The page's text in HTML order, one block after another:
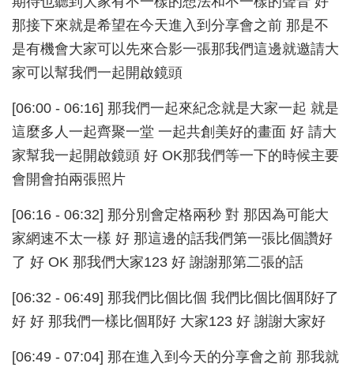
那接下來就是希望在今天進入到分享會之前 那是不
是有機會大家可以先來合影一張那我們這邊就邀請大
家可以幫我們一起開啟鏡頭
[06:00 - 06:16] 那我們一起來紀念就是大家一起 就是
這麼多人一起齊聚一堂 一起共創美好的畫面 好 請大
家幫我一起開啟鏡頭 好 OK那我們等一下的時候主要
會開會拍兩張照片
[06:16 - 06:32] 那分別會定格兩秒 對 那因為可能大
家網速不太一樣 好 那這邊的話我們第一張比個讚好
了 好 OK 那我們大家123 好 謝謝那第二張的話
[06:32 - 06:49] 那我們比個比個 我們比個比個耶好了
好 好 那我們一樣比個耶好 大家123 好 謝謝大家好
[06:49 - 07:04] 那在進入到今天的分享會之前 那我就